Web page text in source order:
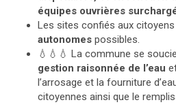
équipes ouvrières
Les sites confiés aux
autonomes possibles.
💧 💧 💧 La commune se
gestion raisonnée de l’eau
l’arrosage et la fourniture
citoyennes ainsi que le